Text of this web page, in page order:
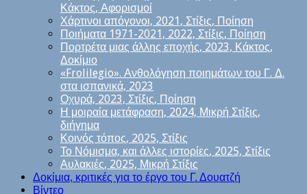
Κάκτος, Αφορισμοί
Χάρτινοι απόγονοι, 2021, Στίξις, Ποίηση
Ποιήματα 1971-2021, 2022, Στίξις, Ποίηση
Πορτρέτα μιας άλλης εποχής, 2023, Κάκτος,
Δοκίμιο
«Frolilegio». Ανθολόγηση ποιημάτων του Γ. Δ.
στα ισπανικά, 2023
Οχυρά, 2023, Στίξις, Ποίηση
Η μοιραία μετάφραση, 2024, Μικρή Στίξις,
διήγημα
Κοινός τόπος, 2025, Στίξις
Το Νόμισμα, και άλλες ιστορίες, 2025, Στίξις
Αυλακιές, 2025, Μικρή Στίξις
Δοκίμια, κριτικές για το έργο του Γ. Δουατζή
Βίντεο